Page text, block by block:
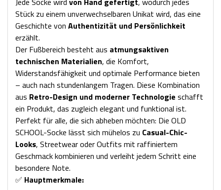
Stück zu einem unverwechselbaren Unikat wird, das eine
Geschichte von Authentizität und Persönlichkeit
erzählt.
Der Fußbereich besteht aus atmungsaktiven
technischen Materialien, die Komfort,
Widerstandsfähigkeit und optimale Performance bieten
– auch nach stundenlangem Tragen. Diese Kombination
aus Retro-Design und moderner Technologie schafft
ein Produkt, das zugleich elegant und funktional ist.
Perfekt für alle, die sich abheben möchten: Die OLD
SCHOOL-Socke lässt sich mühelos zu Casual-Chic-
Looks, Streetwear oder Outfits mit raffiniertem
Geschmack kombinieren und verleiht jedem Schritt eine
besondere Note.
✅ Hauptmerkmale: